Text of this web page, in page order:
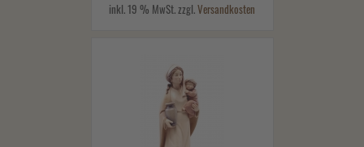
inkl. 19 % MwSt. zzgl.Versandkosten